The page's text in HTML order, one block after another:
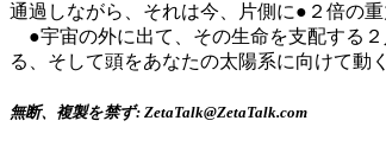
通過しながら、それは今、片側に●２倍の
●宇宙の外に出て、その生命を支配する
る、そして頭をあなたの太陽系に向けて動く
無断、複製を禁ず: ZetaTalk@ZetaTalk.com